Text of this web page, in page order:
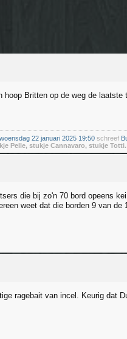
hoop Britten op de weg de
woensdag 22 januari 2025 19:50 schreef
Pelle, stukje Cannavaro, stukje Totti.
die bij zo'n 70 bord opeens
weet dat die borden 9 van de
ragebait van incel. Keurig dat